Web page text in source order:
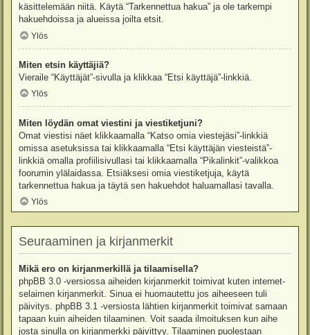
käsittelemään niitä. Käytä “Tarkennettua hakua” ja ole tarkempi
hakuehdoissa ja alueissa joilta etsit.
Ylös
Miten etsin käyttäjiä?
Vieraile “Käyttäjät”-sivulla ja klikkaa “Etsi käyttäjä”-linkkiä.
Ylös
Miten löydän omat viestini ja viestiketjuni?
Omat viestisi näet klikkaamalla “Katso omia viestejäsi”-linkkiä
omissa asetuksissa tai klikkaamalla “Etsi käyttäjän viesteistä”-
linkkiä omalla profiilisivullasi tai klikkaamalla “Pikalinkit”-valikkoa
foorumin ylälaidassa. Etsiäksesi omia viestiketjuja, käytä
tarkennettua hakua ja täytä sen hakuehdot haluamallasi tavalla.
Ylös
Seuraaminen ja kirjanmerkit
Mikä ero on kirjanmerkillä ja tilaamisella?
phpBB 3.0 -versiossa aiheiden kirjanmerkit toimivat kuten internet-
selaimen kirjanmerkit. Sinua ei huomautettu jos aiheeseen tuli
päivitys. phpBB 3.1 -versiosta lähtien kirjanmerkit toimivat samaan
tapaan kuin aiheiden tilaaminen. Voit saada ilmoituksen kun aihe
josta sinulla on kirjanmerkki päivittyy. Tilaaminen puolestaan